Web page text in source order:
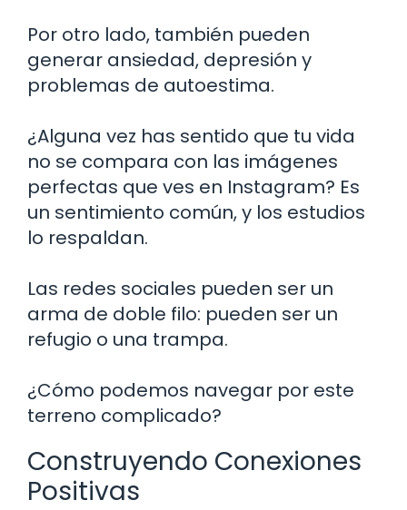
Por otro lado, también pueden
generar ansiedad, depresión y
problemas de autoestima.
¿Alguna vez has sentido que tu vida
no se compara con las imágenes
perfectas que ves en Instagram? Es
un sentimiento común, y los estudios
lo respaldan.
Las redes sociales pueden ser un
arma de doble filo: pueden ser un
refugio o una trampa.
¿Cómo podemos navegar por este
terreno complicado?
Construyendo Conexiones
Positivas